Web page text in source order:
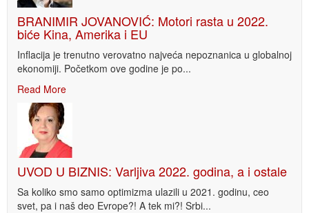
BRANIMIR JOVANOVIĆ: Motori rasta u 2022.
biće Kina, Amerika i EU
Inflacija je trenutno verovatno najveća nepoznanica u globalnoj
ekonomiji. Početkom ove godine je po...
Read More
UVOD U BIZNIS: Varljiva 2022. godina, a i ostale
Sa koliko smo samo optimizma ulazili u 2021. godinu, ceo
svet, pa i naš deo Evrope?! A tek mi?! Srbi...